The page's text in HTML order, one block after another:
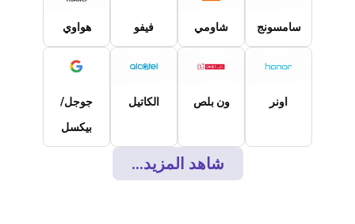
سامسونج شاومي فيفو هواوي
اونر ون بلص الكاتيل
جوجل/
بيكسل
شاهد المزيد...